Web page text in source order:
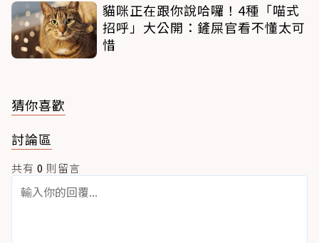
貓咪正在跟你說哈囉！4種「喵式
招呼」大公開：鏟屎官看不懂太可
惜
猜你喜歡
討論區
共有 0 則留言